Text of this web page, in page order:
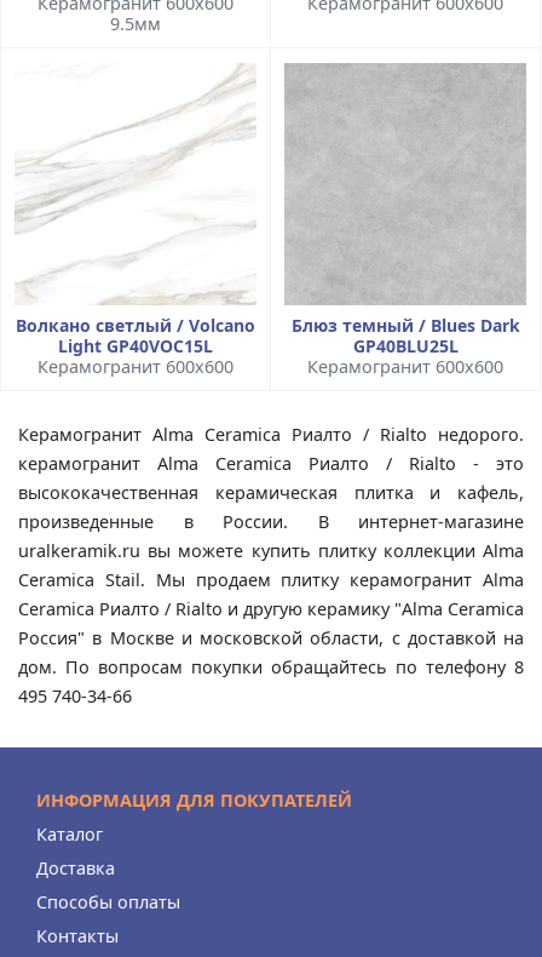
9.5мм
Волкано светлый / Volcano
Light GP40VOC15L
Керамогранит 600x600
Блюз темный / Blues Dark
GP40BLU25L
Керамогранит 600x600
Керамогранит Alma Ceramica Риалто / Rialto недорого.
керамогранит Alma Ceramica Риалто / Rialto - это
высококачественная керамическая плитка и кафель,
произведенные в России. В интернет-магазине
uralkeramik.ru вы можете купить плитку коллекции Alma
Ceramica Stail. Мы продаем плитку керамогранит Alma
Ceramica Риалто / Rialto и другую керамику "Alma Ceramica
Россия" в Москве и московской области, с доставкой на
дом. По вопросам покупки обращайтесь по телефону 8
495 740-34-66
ИНФОРМАЦИЯ ДЛЯ ПОКУПАТЕЛЕЙ
Каталог
Доставка
Способы оплаты
Контакты